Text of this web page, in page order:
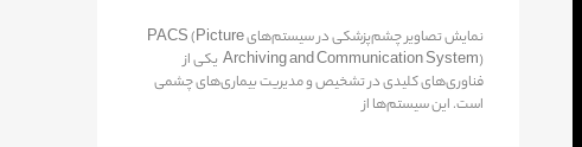
نمایش تصاویر چشم‌پزشکی در سیستم‌های PACS (Picture
Archiving and Communication System) یکی از
فناوری‌های کلیدی در تشخیص و مدیریت بیماری‌های چشمی
است. این سیستم‌ها از